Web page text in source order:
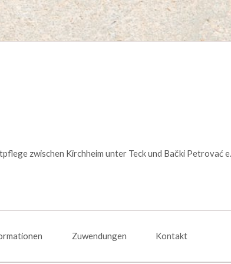
2023 in Kirchheim unter Teck
Bürgermeisterin Viera Krstovski
zwischen Kirchheim unter Teck und Bački Petrovać
Zuwendungen Kontakt